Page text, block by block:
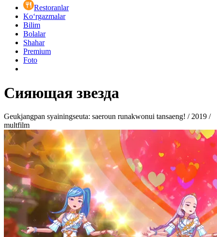
Restoranlar
Ko‘rgazmalar
Bilim
Bolalar
Shahar
Premium
Foto
Сияющая звезда
Geukjangpan syainingseuta: saeroun runakwonui tansaeng! / 2019 /
multfilm